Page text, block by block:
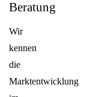
Beratung
Wir
kennen
die
Marktentwicklung